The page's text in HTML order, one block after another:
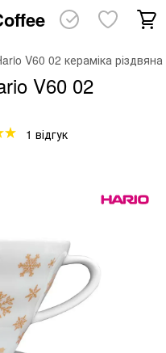
V60 02 кераміка різдвяна
V60 02
1 відгук